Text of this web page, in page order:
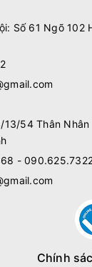
Số 61 Ngõ 102
54 Thân
-
Chính